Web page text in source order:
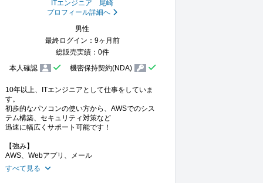
ITエンジニア 尾崎
プロフィール詳細へ
男性
最終ログイン：9ヶ月前
総販売実績：0件
本人確認
機密保持契約(NDA)
10年以上、ITエンジニアとして仕事をしていま
す。
初歩的なパソコンの使い方から、AWSでのシス
テム構築、セキュリティ対策など
迅速に幅広くサポート可能です！
【強み】
AWS、Webアプリ、メール
すべて見る